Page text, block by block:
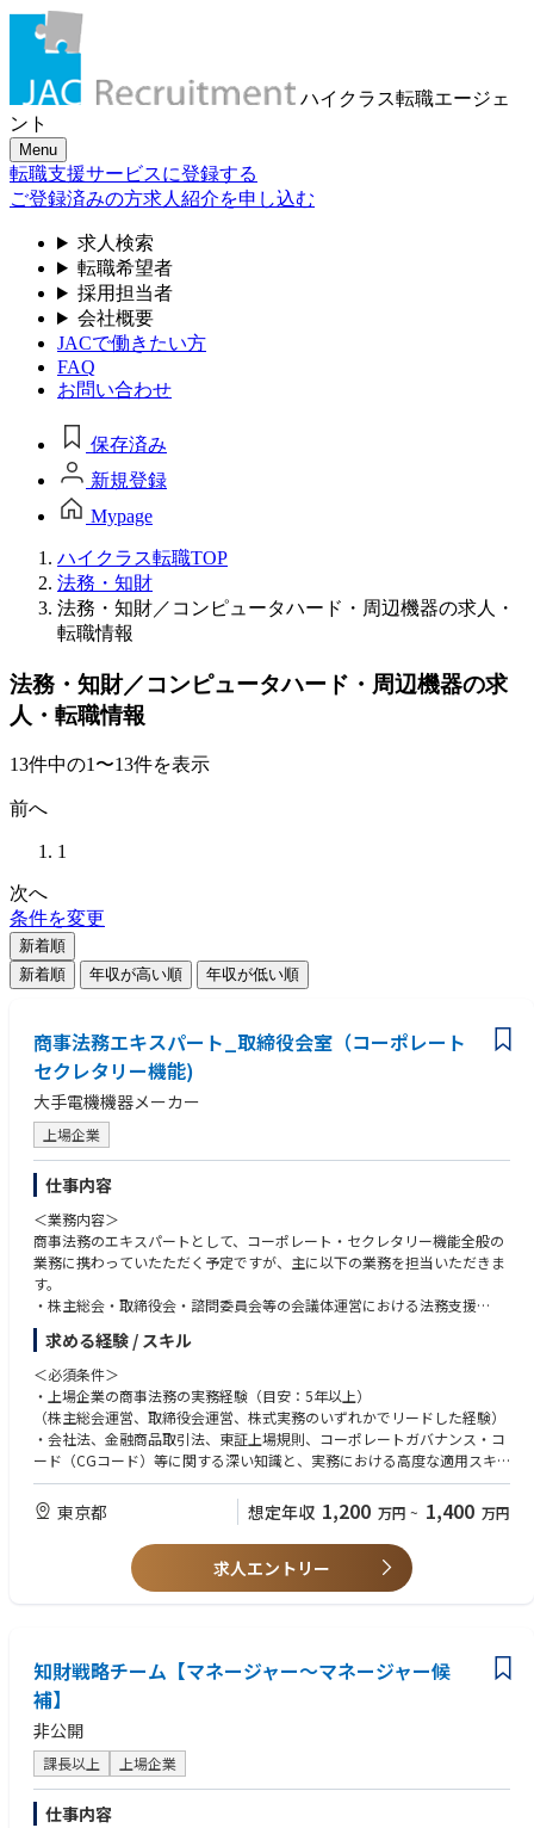
ハイクラス転職エージェ
ント
Menu
転職支援サービスに登録する
ご登録済みの方求人紹介を申し込む
求人検索
転職希望者
採用担当者
会社概要
JACで働きたい方
FAQ
お問い合わせ
保存済み
新規登録
Mypage
ハイクラス転職TOP
法務・知財
法務・知財／コンピュータハード・周辺機器の求人・
転職情報
法務・知財／コンピュータハード・周辺機器の求
人・転職情報
13件中の1〜13件を表示
前へ
1
次へ
条件を変更
新着順
新着順
年収が高い順 年収が低い順
商事法務エキスパート_取締役会室（コーポレート
セクレタリー機能)
大手電機機器メーカー
上場企業
仕事内容
＜業務内容＞
商事法務のエキスパートとして、コーポレート・セクレタリー機能全般の
業務に携わっていたただく予定ですが、主に以下の業務を担当いただきま
す。
・株主総会・取締役会・諮問委員会等の会議体運営における法務支援
・会社法、金融商品取引法、上場規則等に基づく法定開示書類の企画・作
成・管理
・コーポレート・ガバナンスや内部統制システムに関する企画・運用
・株主対応（議決権行使助言会社対応・株主提案対応等）における法務支
援
・定款・株式関連規程等の整備・運用
※会社の定める職務の範囲で今後変更となる可能性があります
＜アピールポイント＞
・当社はガバナンス、特にCEOの選解任などで、資本市場において高い評
価を受けており、ご自身のキャリア形成に有効なスキル・経験を積むこと
ができる役割・職場です。
・最高意思決定機関（取締役会）の運営に深く関与でき、法務の領域に留
業経営のリアルな意思決定プロセスに携わることができるポジションで
す。
・上場企業としての高度なガバナンス整備を、経営と共に推進する経験
は、キャリア価値が非常に高く、将来的なキャリアの幅も広がります（法
務部門・ガバナンス関連部門への展開も可）。
・取締役会室は少数精鋭の組織であり、一人ひとりの裁量・貢献度が大き
い環境です。
・ご自身でタイムマネジメントを行いながらフレキシブルに働くことがで
求める経験 / スキル
＜必須条件＞
・上場企業の商事法務の実務経験（目安：5年以上）
（株主総会運営、取締役会運営、株式実務のいずれかでリードした経験）
・会社法、金融商品取引法、東証上場規則、コーポレートガバナンス・コ
ード（CGコード）等に関する深い知識と、実務における高度な適用スキ
ル
・ガバナンス体制構築や開示対応など、上場企業特有の法務課題を解決し
た経験
・社内外ステークホルダー（役員、社外役員、関係部門、社外弁護士等）
との調整のご経験
・ビジネスレベルの英語力
・上場企業の取締役会事務局、もしくはコーポレート・セクレタリー機能
での実務経験
・事業会社の法務部門や経営企画部門で、コーポレート法務を幅広く担当
したご経験
・ガバナンス改革（指名・報酬委員会の機能高度化、取締役会評価など）
や内部統制システムの構築・運用経験
・M&Aや組織再編等、会社法関連のプロジェクトのご経験
・弁護士資格（国内または海外）があれば尚可
東京都 想定年収 1,200 万円 ~ 1,400 万円
求人エントリー
知財戦略チーム【マネージャー～マネージャー候
補】
非公開
課長以上 上場企業
仕事内容